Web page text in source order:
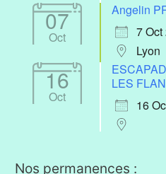
07
Oct
Angelin
7 Oct
Lyon
16
Oct
LES
16
Nos permanences :